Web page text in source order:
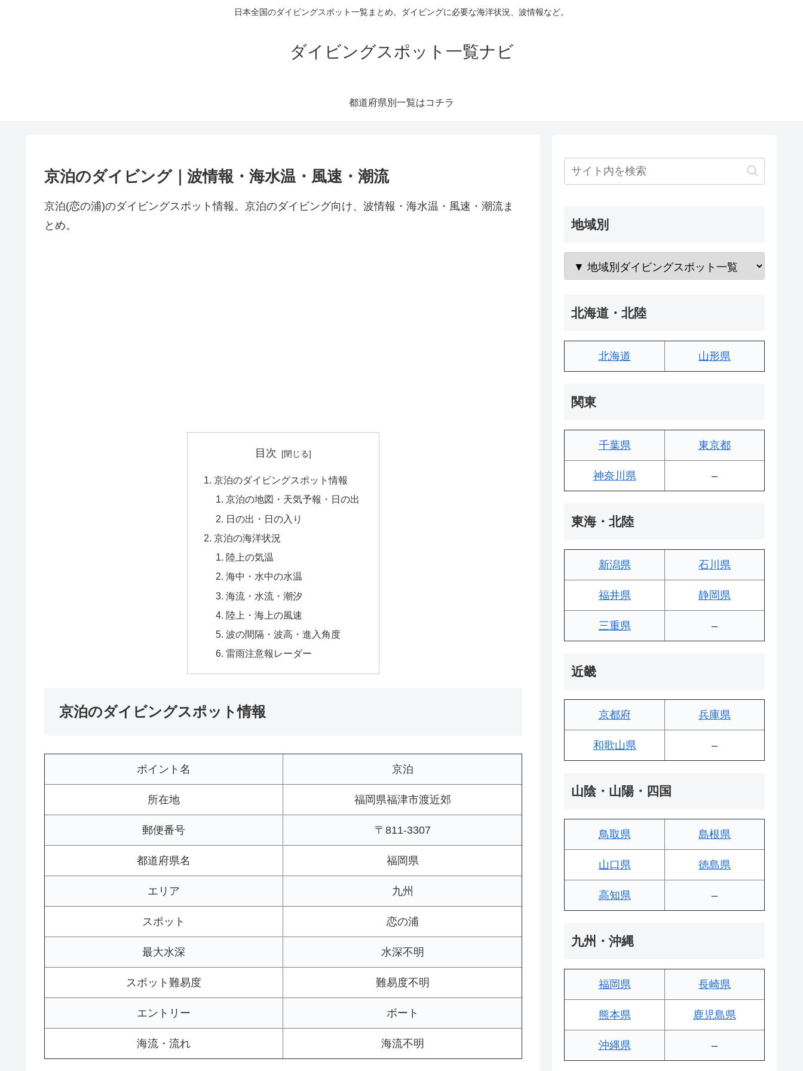
日本全国のダイビングスポット一覧まとめ。ダイビングに必要な海洋状況、波情報など。
ダイビングスポット一覧ナビ
都道府県別一覧はコチラ
京泊のダイビング｜波情報・海水温・風速・潮流
京泊(恋の浦)のダイビングスポット情報。京泊のダイビング向け、波情報・海水温・風速・潮流ま
とめ。
目次
京泊のダイビングスポット情報
京泊の地図・天気予報・日の出
日の出・日の入り
京泊の海洋状況
陸上の気温
海中・水中の水温
海流・水流・潮汐
陸上・海上の風速
波の間隔・波高・進入角度
雷雨注意報レーダー
京泊のダイビングスポット情報
ポイント名 京泊
所在地 福岡県福津市渡近郊
郵便番号 〒811-3307
都道府県名 福岡県
エリア 九州
スポット 恋の浦
最大水深 水深不明
スポット難易度 難易度不明
エントリー ボート
海流・流れ 海流不明
地域別
北海道・北陸
北海道 山形県
関東
千葉県 東京都
神奈川県 –
東海・北陸
新潟県 石川県
福井県 静岡県
三重県 –
近畿
京都府 兵庫県
和歌山県 –
山陰・山陽・四国
鳥取県 島根県
山口県 徳島県
高知県 –
九州・沖縄
福岡県 長崎県
熊本県 鹿児島県
沖縄県 –